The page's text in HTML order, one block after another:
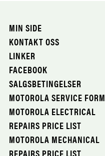
MIN SIDE
KONTAKT OSS
LINKER
FACEBOOK
SALGSBETINGELSER
MOTOROLA SERVICE FORM
MOTOROLA ELECTRICAL
REPAIRS PRICE LIST
MOTOROLA MECHANICAL
REPAIRS PRICE LIST